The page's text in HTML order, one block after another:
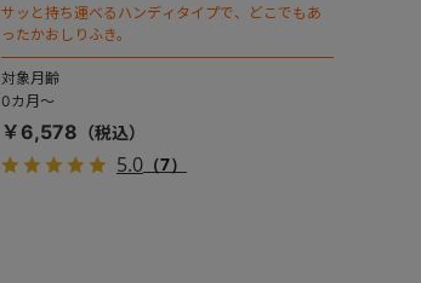
サッと持ち運べるハンディタイプで、どこでもあ
ったかおしりふき。
対象月齢
0カ月～
￥6,578
5.0（7）